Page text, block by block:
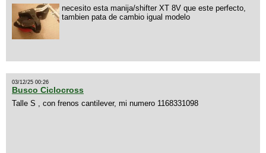
necesito esta manija/shifter XT 8V que este perfecto,
tambien pata de cambio igual modelo
03/12/25 00:26
Busco Ciclocross
Talle S , con frenos cantilever, mi numero 1168331098